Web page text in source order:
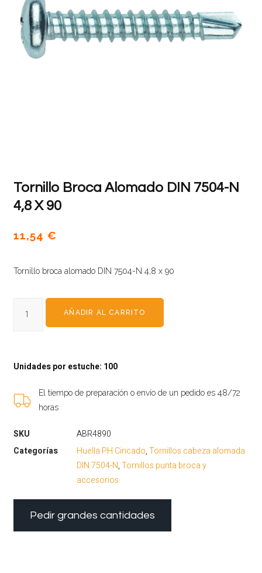
Tornillo Broca Alomado DIN 7504-N
4,8 X 90
11,54€
Tornillo broca alomado DIN 7504-N 4,8 x 90
AÑADIR AL CARRITO
Unidades por estuche: 100
El tiempo de preparación o envío de un pedido es 48/72
horas
SKU
ABR4890
Categorías
Huella PH Cincado,Tornillos cabeza alomada
DIN 7504-N,Tornillos punta broca y
accesorios
Pedir grandes cantidades